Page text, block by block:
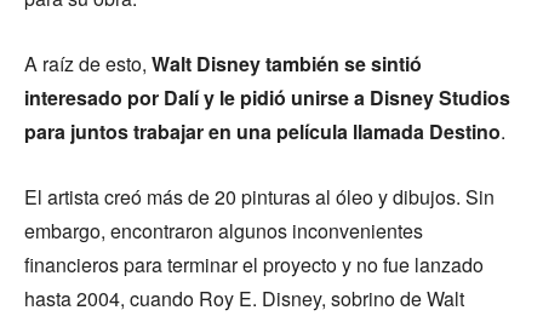
A raíz de esto, Walt Disney también se sintió
interesado por Dalí y le pidió unirse a Disney Studios
para juntos trabajar en una película llamada Destino.
El artista creó más de 20 pinturas al óleo y dibujos. Sin
embargo, encontraron algunos inconvenientes
financieros para terminar el proyecto y no fue lanzado
hasta 2004, cuando Roy E. Disney, sobrino de Walt